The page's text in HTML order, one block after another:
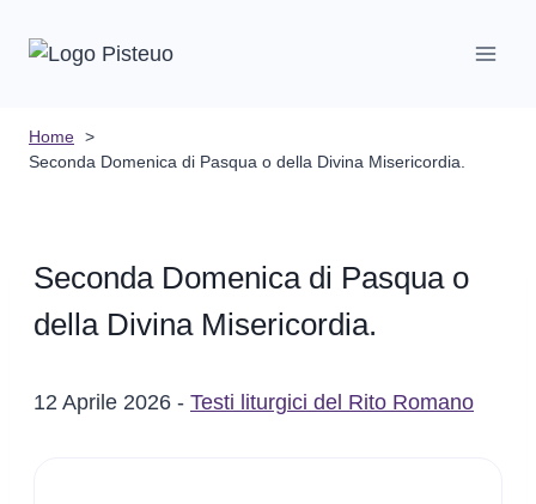
Home
Seconda Domenica di Pasqua o della Divina Misericordia.
Seconda Domenica di Pasqua o
della Divina Misericordia.
12 Aprile 2026 - Testi liturgici del Rito Romano